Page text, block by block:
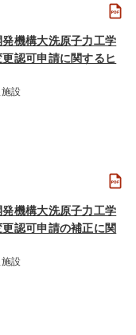
機構大洗原子力工学
認可申請に関するヒ
設
機構大洗原子力工学
認可申請の補正に関
設